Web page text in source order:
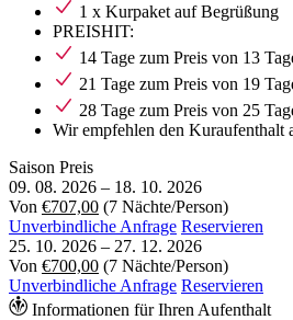
1 x Kurpaket auf Begrüßung
PREISHIT:
14 Tage zum Preis von 13
21 Tage zum Preis von 19
28 Tage zum Preis von 25
Wir empfehlen den Kuraufenthalt
Saison Preis
09. 08. 2026 – 18. 10. 2026
Von €707,00 (7 Nächte/Person)
Unverbindliche Anfrage Reservieren
25. 10. 2026 – 27. 12. 2026
Von €700,00 (7 Nächte/Person)
Unverbindliche Anfrage Reservieren
Informationen für Ihren Aufenthalt